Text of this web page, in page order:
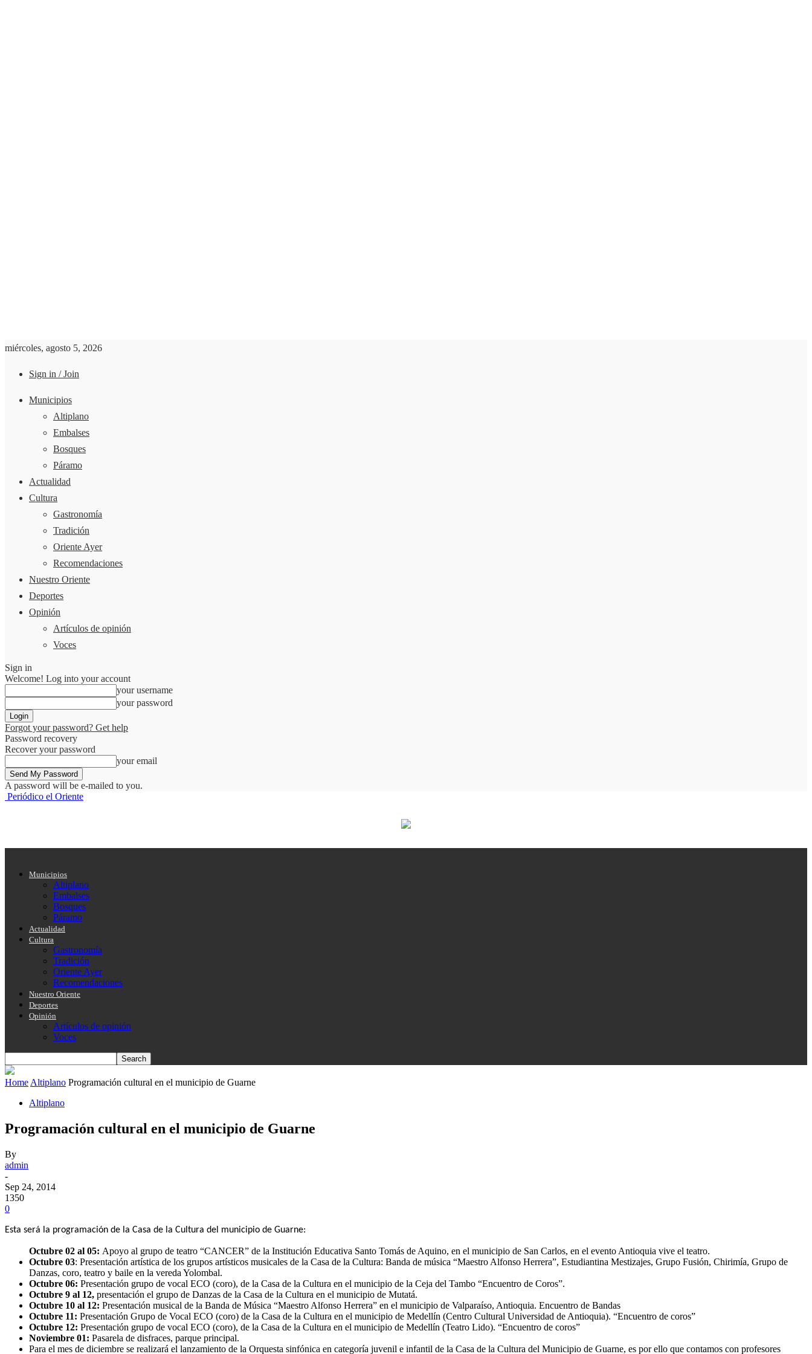
miércoles, agosto 5, 2026
Sign in / Join
Municipios
Altiplano
Embalses
Bosques
Páramo
Actualidad
Cultura
Gastronomía
Tradición
Oriente Ayer
Recomendaciones
Nuestro Oriente
Deportes
Opinión
Artículos de opinión
Voces
Sign in
Welcome! Log into your account
your username
your password
Forgot your password? Get help
Password recovery
Recover your password
your email
A password will be e-mailed to you.
Periódico el Oriente
Municipios
Altiplano
Embalses
Bosques
Páramo
Actualidad
Cultura
Gastronomía
Tradición
Oriente Ayer
Recomendaciones
Nuestro Oriente
Deportes
Opinión
Artículos de opinión
Voces
Home Altiplano Programación cultural en el municipio de Guarne
Altiplano
Programación cultural en el municipio de Guarne
By
admin
-
Sep 24, 2014
1350
0
Esta será la programación de la Casa de la Cultura del municipio de Guarne:
Octubre 02 al 05: Apoyo al grupo de teatro “CANCER” de la Institución Educativa Santo Tomás de Aquino, en el municipio de San Carlos, en el evento Antioquia vive el teatro.
Octubre 03: Presentación artística de los grupos artísticos musicales de la Casa de la Cultura: Banda de música “Maestro Alfonso Herrera”, Estudiantina Mestizajes, Grupo Fusión, Chirimía, Grupo de
Danzas, coro, teatro y baile en la vereda Yolombal.
Octubre 06: Presentación grupo de vocal ECO (coro), de la Casa de la Cultura en el municipio de la Ceja del Tambo “Encuentro de Coros”.
Octubre 9 al 12, presentación el grupo de Danzas de la Casa de la Cultura en el municipio de Mutatá.
Octubre 10 al 12: Presentación musical de la Banda de Música “Maestro Alfonso Herrera” en el municipio de Valparaíso, Antioquia. Encuentro de Bandas
Octubre 11: Presentación Grupo de Vocal ECO (coro) de la Casa de la Cultura en el municipio de Medellín (Centro Cultural Universidad de Antioquia). “Encuentro de coros”
Octubre 12: Presentación grupo de vocal ECO (coro), de la Casa de la Cultura en el municipio de Medellín (Teatro Lido). “Encuentro de coros”
Noviembre 01: Pasarela de disfraces, parque principal.
Para el mes de diciembre se realizará el lanzamiento de la Orquesta sinfónica en categoría juvenil e infantil de la Casa de la Cultura del Municipio de Guarne, es por ello que contamos con profesores